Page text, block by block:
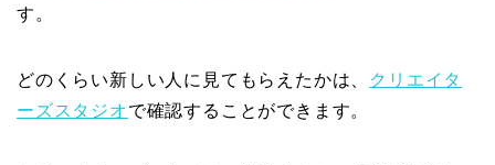
す。
どのくらい新しい人に見てもらえたかは、
クリエイタ
ーズスタジオで確認することができます。